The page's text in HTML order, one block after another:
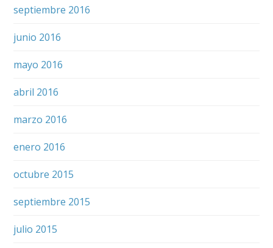
septiembre 2016
junio 2016
mayo 2016
abril 2016
marzo 2016
enero 2016
octubre 2015
septiembre 2015
julio 2015